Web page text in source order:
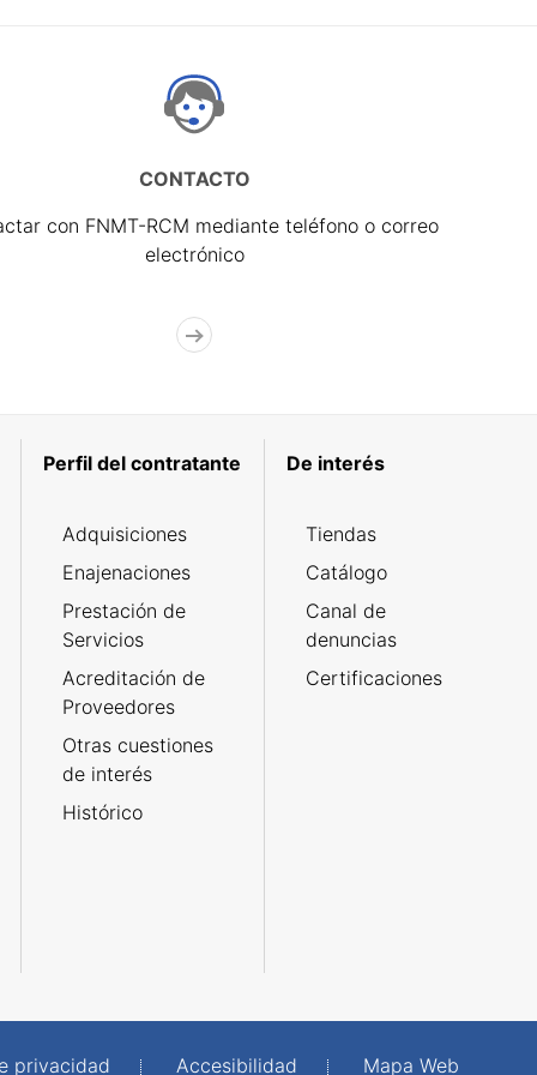
CONTACTO
con FNMT-RCM mediante teléfono o correo
electrónico
Perfil del contratante
Adquisiciones
Enajenaciones
Prestación de
Servicios
Acreditación de
Proveedores
Otras cuestiones
de interés
Histórico
De interés
Tiendas
Catálogo
Canal de
denuncias
Certificaciones
privacidad Accesibilidad Mapa Web